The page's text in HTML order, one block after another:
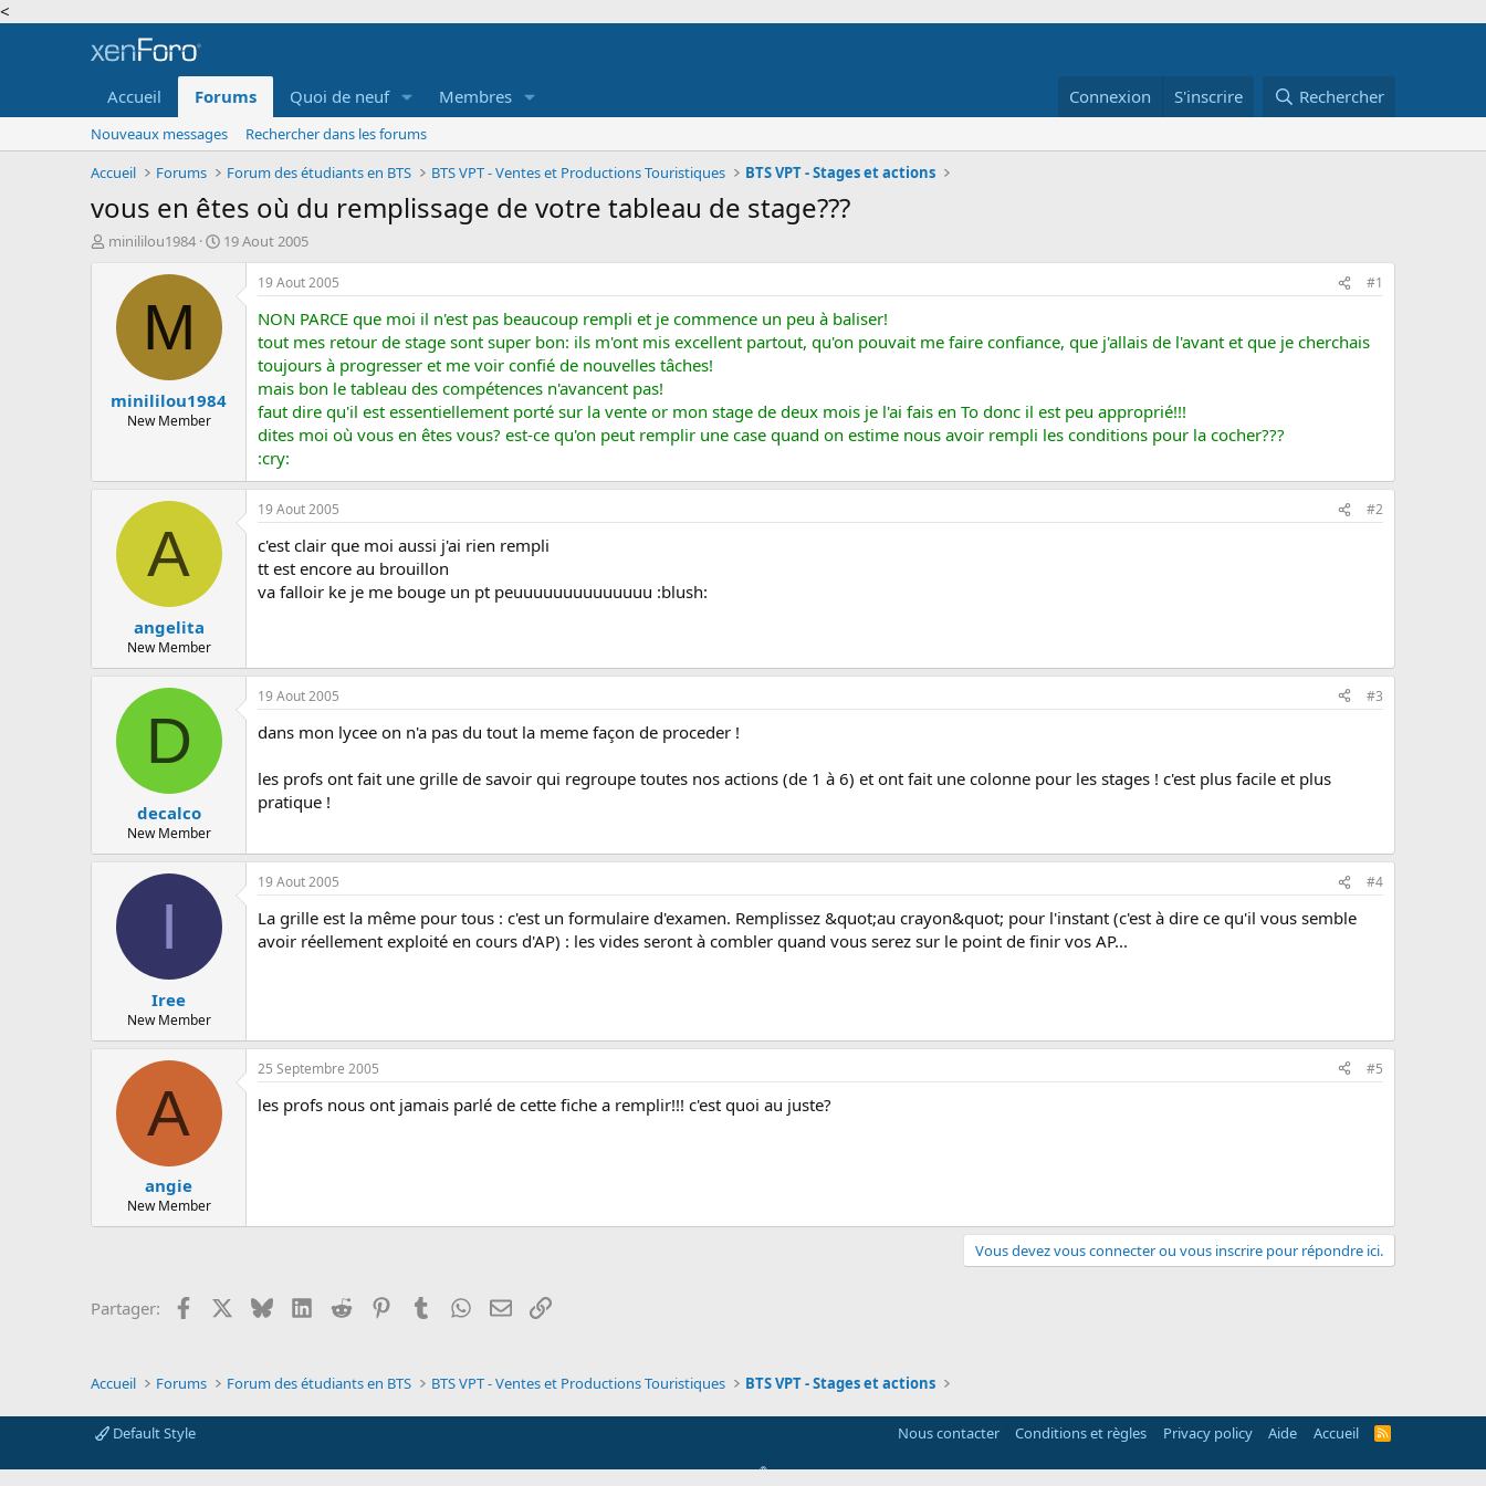
<
Accueil Forums Quoi de neuf Membres Connexion S'inscrire Rechercher
Nouveaux messages
Rechercher dans les forums
Accueil
Forums Forum des étudiants en BTS BTS VPT - Ventes et Productions Touristiques BTS VPT - Stages et actions
vous en êtes où du remplissage de votre tableau de stage???
A
s
minililou1984
D
b
19 Aout 2005
M
minililou1984
New Member
19 Aout 2005 #1
NON PARCE que moi il n'est pas beaucoup rempli et je commence un peu à baliser!
tout mes retour de stage sont super bon: ils m'ont mis excellent partout, qu'on pouvait me faire confiance, que j'allais de l'avant et que je cherchais
toujours à progresser et me voir confié de nouvelles tâches!
mais bon le tableau des compétences n'avancent pas!
faut dire qu'il est essentiellement porté sur la vente or mon stage de deux mois je l'ai fais en To donc il est peu approprié!!!
dites moi où vous en êtes vous? est-ce qu'on peut remplir une case quand on estime nous avoir rempli les conditions pour la cocher???
:cry:
A
angelita
New Member
19 Aout 2005 #2
c'est clair que moi aussi j'ai rien rempli
tt est encore au brouillon
va falloir ke je me bouge un pt peuuuuuuuuuuuuuu :blush:
D
decalco
New Member
19 Aout 2005 #3
dans mon lycee on n'a pas du tout la meme façon de proceder !
les profs ont fait une grille de savoir qui regroupe toutes nos actions (de 1 à 6) et ont fait une colonne pour les stages ! c'est plus facile et plus
pratique !
I
Iree
New Member
19 Aout 2005 #4
La grille est la même pour tous : c'est un formulaire d'examen. Remplissez &quot;au crayon&quot; pour l'instant (c'est à dire ce qu'il vous semble
avoir réellement exploité en cours d'AP) : les vides seront à combler quand vous serez sur le point de finir vos AP...
A
angie
New Member
25 Septembre 2005 #5
les profs nous ont jamais parlé de cette fiche a remplir!!! c'est quoi au juste?
Vous devez vous connecter ou vous inscrire pour répondre ici.
Partager: Facebook BlueskyLinkedInReddit PinterestTumblrWhatsApp
EmailLien
Accueil Forums Forum des étudiants en BTS BTS VPT - Ventes et Productions Touristiques BTS VPT - Stages et actions
Default Style Nous contacter Conditions et règles Privacy policy Aide Accueil
R
Community platform by XenForo® © 2010-2026 XenForo Ltd.